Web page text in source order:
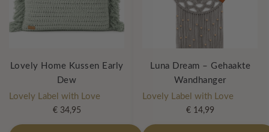
op
Lovely Home Kussen Early
Dew
Lovely Label with Love
€34,95
Luna Dream – Gehaakte
Wandhanger
Lovely Label with Love
€14,99